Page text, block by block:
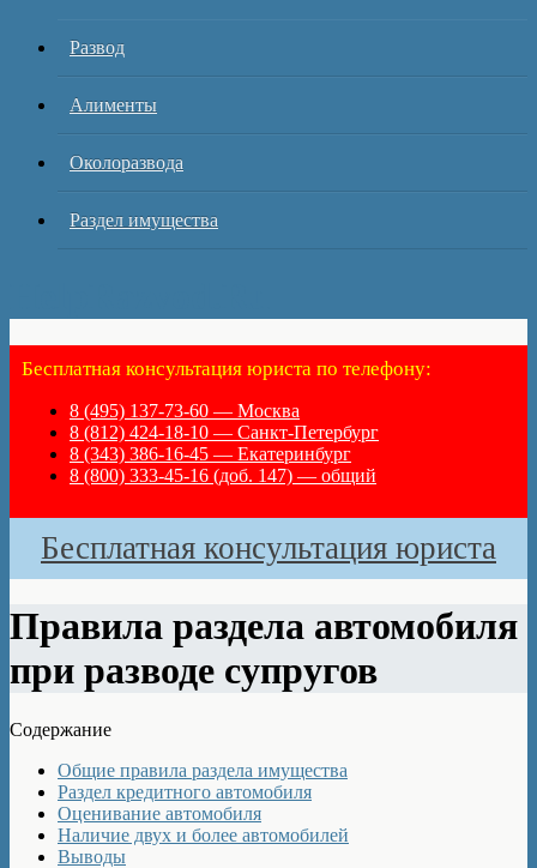
Развод
Алименты
Околоразвода
Раздел имущества
Бесплатная консультация юриста по телефону:
8 (495) 137-73-60 — Москва
8 (812) 424-18-10 — Санкт-Петербург
8 (343) 386-16-45 — Екатеринбург
8 (800) 333-45-16 (доб. 147) — общий
Бесплатная консультация юриста
Правила раздела автомобиля
при разводе супругов
Содержание
Общие правила раздела имущества
Раздел кредитного автомобиля
Оценивание автомобиля
Наличие двух и более автомобилей
Выводы